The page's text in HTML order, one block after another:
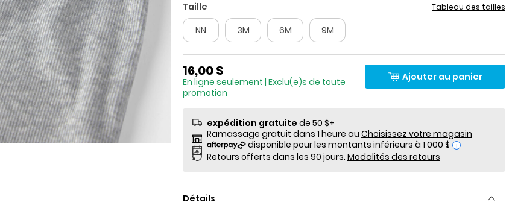
Taille Tableau des tailles
NN 3M 6M 9M
16,00 $
En ligne seulement | Exclu(e)s de toute
promotion
Ajouter au panier
expédition gratuite de 50 $+
Ramassage gratuit dans 1 heure au Choisissez votre magasin
i
Retours offerts dans les 90 jours. Modalités des retours
Détails